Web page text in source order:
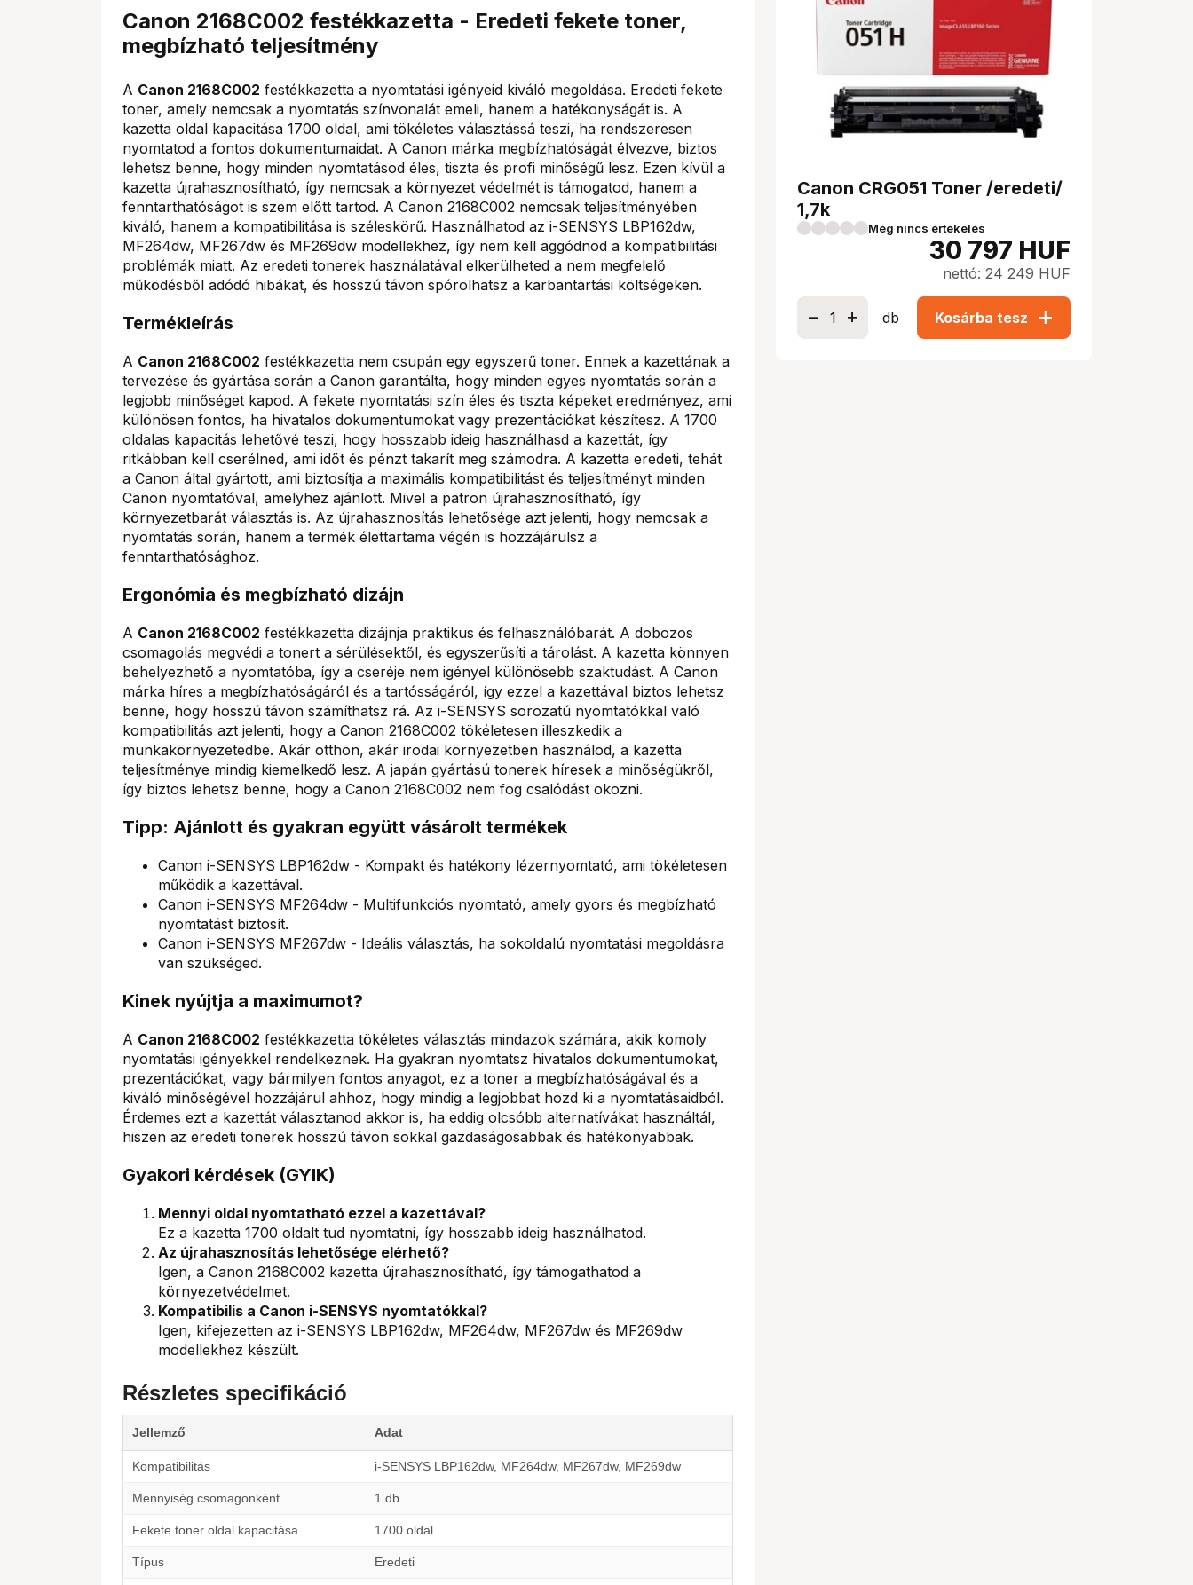
Canon 2168C002 festékkazetta - Eredeti fekete toner,
megbízható teljesítmény
A Canon 2168C002 festékkazetta a nyomtatási igényeid kiváló megoldása. Eredeti fekete
toner, amely nemcsak a nyomtatás színvonalát emeli, hanem a hatékonyságát is. A
kazetta oldal kapacitása 1700 oldal, ami tökéletes választássá teszi, ha rendszeresen
nyomtatod a fontos dokumentumaidat. A Canon márka megbízhatóságát élvezve, biztos
lehetsz benne, hogy minden nyomtatásod éles, tiszta és profi minőségű lesz. Ezen kívül a
kazetta újrahasznosítható, így nemcsak a környezet védelmét is támogatod, hanem a
fenntarthatóságot is szem előtt tartod. A Canon 2168C002 nemcsak teljesítményében
kiváló, hanem a kompatibilitása is széleskörű. Használhatod az i-SENSYS LBP162dw,
MF264dw, MF267dw és MF269dw modellekhez, így nem kell aggódnod a kompatibilitási
problémák miatt. Az eredeti tonerek használatával elkerülheted a nem megfelelő
működésből adódó hibákat, és hosszú távon spórolhatsz a karbantartási költségeken.
Termékleírás
A Canon 2168C002 festékkazetta nem csupán egy egyszerű toner. Ennek a kazettának a
tervezése és gyártása során a Canon garantálta, hogy minden egyes nyomtatás során a
legjobb minőséget kapod. A fekete nyomtatási szín éles és tiszta képeket eredményez, ami
különösen fontos, ha hivatalos dokumentumokat vagy prezentációkat készítesz. A 1700
oldalas kapacitás lehetővé teszi, hogy hosszabb ideig használhasd a kazettát, így
ritkábban kell cserélned, ami időt és pénzt takarít meg számodra. A kazetta eredeti, tehát
a Canon által gyártott, ami biztosítja a maximális kompatibilitást és teljesítményt minden
Canon nyomtatóval, amelyhez ajánlott. Mivel a patron újrahasznosítható, így
környezetbarát választás is. Az újrahasznosítás lehetősége azt jelenti, hogy nemcsak a
nyomtatás során, hanem a termék élettartama végén is hozzájárulsz a
fenntarthatósághoz.
Ergonómia és megbízható dizájn
A Canon 2168C002 festékkazetta dizájnja praktikus és felhasználóbarát. A dobozos
csomagolás megvédi a tonert a sérülésektől, és egyszerűsíti a tárolást. A kazetta könnyen
behelyezhető a nyomtatóba, így a cseréje nem igényel különösebb szaktudást. A Canon
márka híres a megbízhatóságáról és a tartósságáról, így ezzel a kazettával biztos lehetsz
benne, hogy hosszú távon számíthatsz rá. Az i-SENSYS sorozatú nyomtatókkal való
kompatibilitás azt jelenti, hogy a Canon 2168C002 tökéletesen illeszkedik a
munkakörnyezetedbe. Akár otthon, akár irodai környezetben használod, a kazetta
teljesítménye mindig kiemelkedő lesz. A japán gyártású tonerek híresek a minőségükről,
így biztos lehetsz benne, hogy a Canon 2168C002 nem fog csalódást okozni.
Tipp: Ajánlott és gyakran együtt vásárolt termékek
Canon i-SENSYS LBP162dw - Kompakt és hatékony lézernyomtató, ami tökéletesen
működik a kazettával.
Canon i-SENSYS MF264dw - Multifunkciós nyomtató, amely gyors és megbízható
nyomtatást biztosít.
Canon i-SENSYS MF267dw - Ideális választás, ha sokoldalú nyomtatási megoldásra
van szükséged.
Kinek nyújtja a maximumot?
A Canon 2168C002 festékkazetta tökéletes választás mindazok számára, akik komoly
nyomtatási igényekkel rendelkeznek. Ha gyakran nyomtatsz hivatalos dokumentumokat,
prezentációkat, vagy bármilyen fontos anyagot, ez a toner a megbízhatóságával és a
kiváló minőségével hozzájárul ahhoz, hogy mindig a legjobbat hozd ki a nyomtatásaidból.
Érdemes ezt a kazettát választanod akkor is, ha eddig olcsóbb alternatívákat használtál,
hiszen az eredeti tonerek hosszú távon sokkal gazdaságosabbak és hatékonyabbak.
Gyakori kérdések (GYIK)
Mennyi oldal nyomtatható ezzel a kazettával?
Ez a kazetta 1700 oldalt tud nyomtatni, így hosszabb ideig használhatod.
Az újrahasznosítás lehetősége elérhető?
Igen, a Canon 2168C002 kazetta újrahasznosítható, így támogathatod a
környezetvédelmet.
Kompatibilis a Canon i-SENSYS nyomtatókkal?
Igen, kifejezetten az i-SENSYS LBP162dw, MF264dw, MF267dw és MF269dw
modellekhez készült.
Részletes specifikáció
Jellemző Adat
Kompatibilitás i-SENSYS LBP162dw, MF264dw, MF267dw, MF269dw
Mennyiség csomagonként 1 db
Fekete toner oldal kapacitása 1700 oldal
Típus Eredeti
Canon CRG051 Toner /eredeti/
1,7k
Még nincs értékelés
30 797 HUF
nettó: 24 249 HUF
db Kosárba tesz add